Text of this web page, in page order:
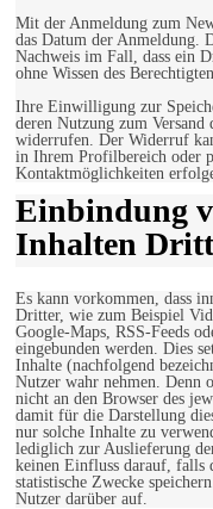
Mit der Anmeldung zum
das Datum der Anmeldung.
Nachweis im Fall, dass ein
ohne Wissen des
Ihre Einwilligung zur
deren Nutzung zum Versand
widerrufen. Der Widerruf
in Ihrem Profilbereich oder
Kontaktmöglichkeiten
Einbindung
Inhalten
Es kann vorkommen, dass
Dritter, wie zum Beispiel
Google-Maps, RSS-Feeds
eingebunden werden. Dies
Inhalte (nachfolgend
Nutzer wahr nehmen. Denn
nicht an den Browser des
damit für die Darstellung
nur solche Inhalte zu
lediglich zur Auslieferung
keinen Einfluss darauf,
statistische Zwecke
Nutzer darüber auf.